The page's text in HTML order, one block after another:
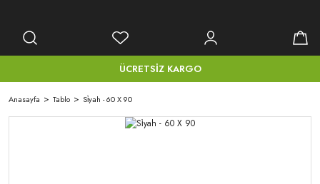
ÜCRETSİZ KARGO
Anasayfa Tablo Si̇yah - 60 X 90